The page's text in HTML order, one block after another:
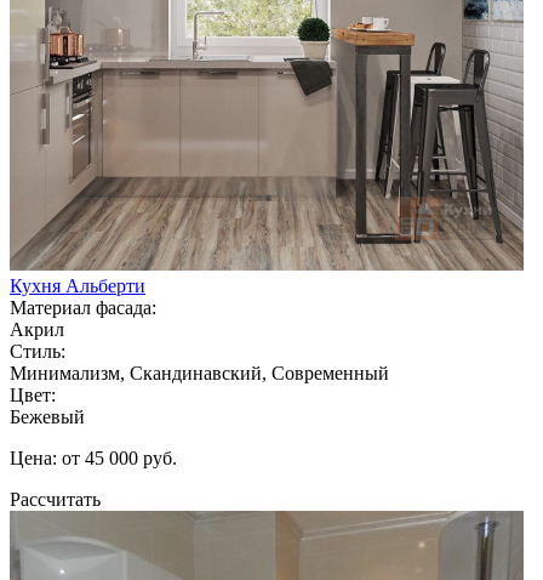
Кухня Альберти
Материал фасада:
Акрил
Стиль:
Минимализм, Скандинавский, Современный
Цвет:
Бежевый
Цена: от 45 000 руб.
Рассчитать